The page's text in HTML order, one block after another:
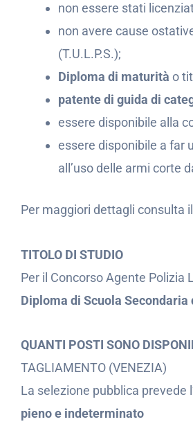
non essere stati
non avere cause
(T.U.L.P.S.);
Diploma di maturità o
patente di guida di
essere disponibile alla
essere disponibile a far
all’uso delle armi corte
Per maggiori dettagli consulta il
TITOLO DI STUDIO
Per il Concorso Agente Polizia
Diploma di Scuola
QUANTI POSTI SONO
TAGLIAMENTO (VENEZIA)
La selezione pubblica prevede
pieno e indeterminato